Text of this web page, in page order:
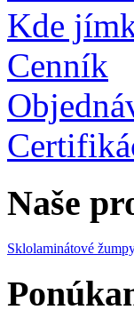
Kde
Cenník
Naše
Sklolaminátové